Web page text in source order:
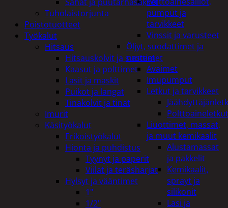
pumput ja
tarvikkeet
Vinssit ja varusteet
Öljyt, suodattimet ja
nesteet
Avaimet
Imupumput
Letkut ja tarvikkeet
Polttoaineletkut
Liuottimet, massat,
ja muut kemikaalit
Alustamassat
ja pakkelit
Kemikaalit,
sprayt ja
silikonit
Lasi ja
Tuholaistorjunta
Poistotuotteet
Työkalut
Hitsaus
Hitsauskolvit ja suuttimet
Kaasut ja polttimet
Lasit ja maskit
Puikot ja langat
Tinakolvit ja tinat
Imurit
Käsityökalut
Erikoistyökalut
Hionta ja puhdistus
Tyynyt ja paperit
Viilat ja teräsharjat
Hylsyt ja vääntimet
1"
1/2"